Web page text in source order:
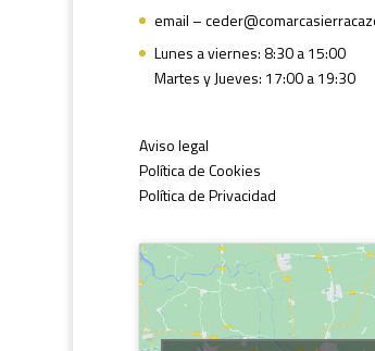
email –
Lunes a viernes: 8:30 a 15:00
Martes y Jueves: 17:00 a 19:30
Aviso legal
Política de Cookies
Política de Privacidad